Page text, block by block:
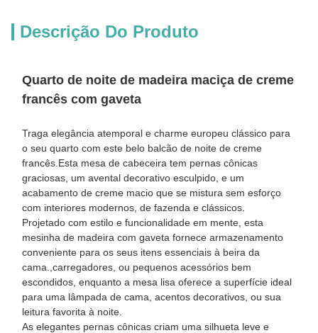
Descrição Do Produto
Quarto de noite de madeira maciça de creme
francês com gaveta
Traga elegância atemporal e charme europeu clássico para
o seu quarto com este belo balcão de noite de creme
francês.Esta mesa de cabeceira tem pernas cônicas
graciosas, um avental decorativo esculpido, e um
acabamento de creme macio que se mistura sem esforço
com interiores modernos, de fazenda e clássicos.
Projetado com estilo e funcionalidade em mente, esta
mesinha de madeira com gaveta fornece armazenamento
conveniente para os seus itens essenciais à beira da
cama.,carregadores, ou pequenos acessórios bem
escondidos, enquanto a mesa lisa oferece a superfície ideal
para uma lâmpada de cama, acentos decorativos, ou sua
leitura favorita à noite.
As elegantes pernas cônicas criam uma silhueta leve e